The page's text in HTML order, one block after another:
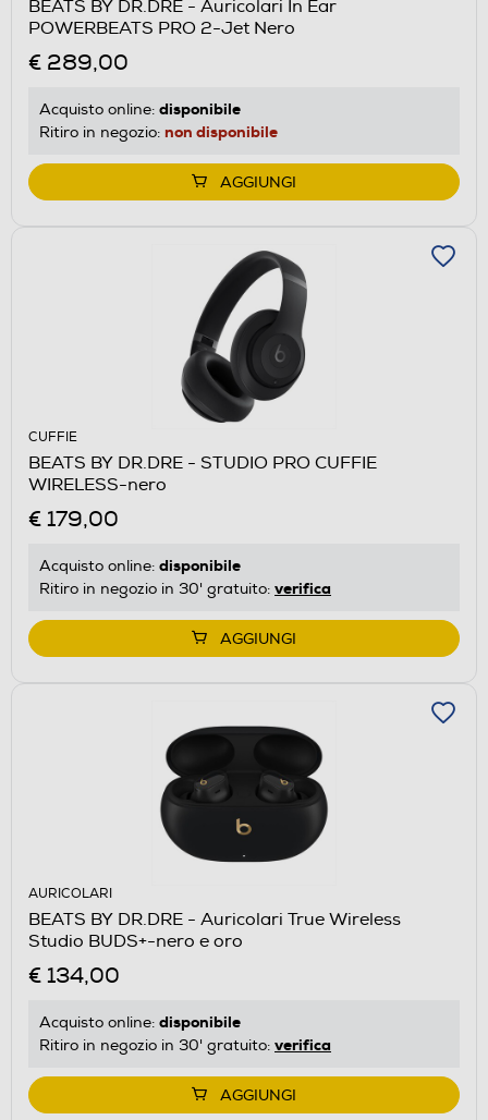
BEATS BY DR.DRE - Auricolari In Ear
POWERBEATS PRO 2-Jet Nero
€ 289,00
Acquisto online: disponibile
Ritiro in negozio: non disponibile
AGGIUNGI
CUFFIE
BEATS BY DR.DRE - STUDIO PRO CUFFIE
WIRELESS-nero
€ 179,00
Acquisto online: disponibile
Ritiro in negozio in 30' gratuito: verifica
AGGIUNGI
AURICOLARI
BEATS BY DR.DRE - Auricolari True Wireless
Studio BUDS+-nero e oro
€ 134,00
Acquisto online: disponibile
Ritiro in negozio in 30' gratuito: verifica
AGGIUNGI